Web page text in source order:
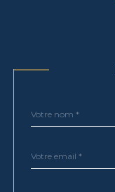
par
*
*